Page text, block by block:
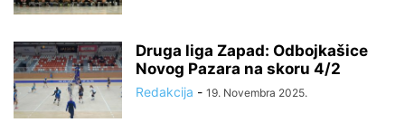
Druga liga Zapad: Odbojkašice
Novog Pazara na skoru 4/2
Redakcija - 19. Novembra 2025.